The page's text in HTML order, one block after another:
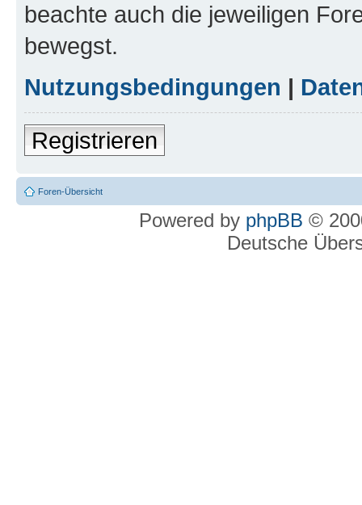
beachte auch die jeweiligen
bewegst.
Nutzungsbedingungen |
Registrieren
Foren-Übersicht
Powered by phpBB ©
Deutsche